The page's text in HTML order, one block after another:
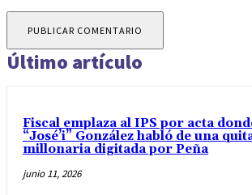
Último artículo
Fiscal emplaza al IPS por acta
“José’i” González habló de una
millonaria digitada por Peña
junio 11, 2026